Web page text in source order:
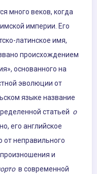
много веков, когда
империи. Его
латинское имя,
происхождением
основанного на
эволюции от
языке название
статьей о
его английское
от неправильного
и
в современной